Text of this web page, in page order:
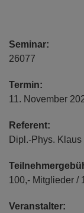
Seminar:
26077
Termin:
11. November
Referent:
Dipl.-Phys.
100,- Mitglieder /
Veranstalter: